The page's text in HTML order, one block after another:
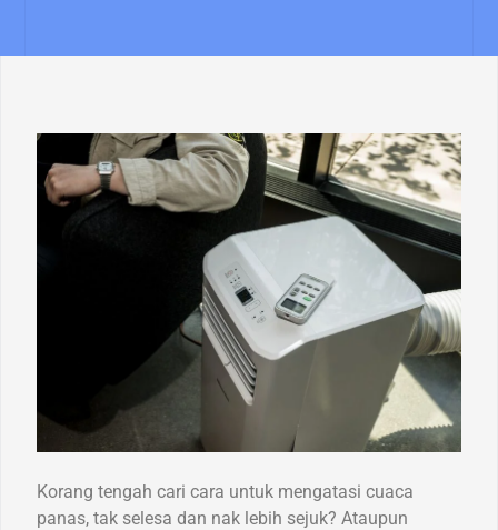
Korang tengah cari cara untuk mengatasi cuaca
panas, tak selesa dan nak lebih sejuk? Ataupun